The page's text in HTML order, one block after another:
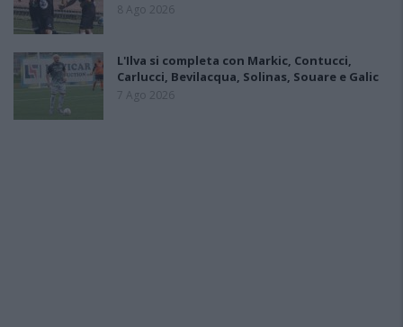
8 Ago 2026
L'Ilva si completa con Markic, Contucci,
Carlucci, Bevilacqua, Solinas, Souare e Galic
7 Ago 2026